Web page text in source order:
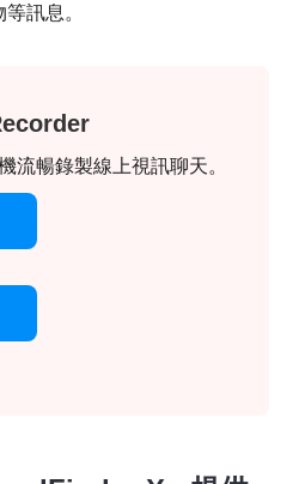
訊息。
流暢錄製線上視訊聊天。